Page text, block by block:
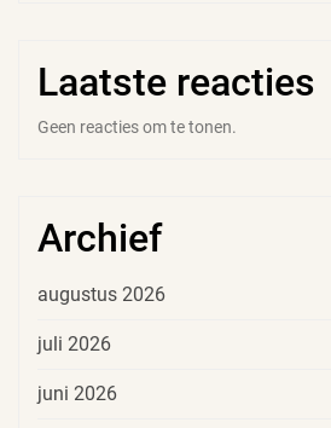
Laatste reacties
Geen reacties om te tonen.
Archief
augustus 2026
juli 2026
juni 2026